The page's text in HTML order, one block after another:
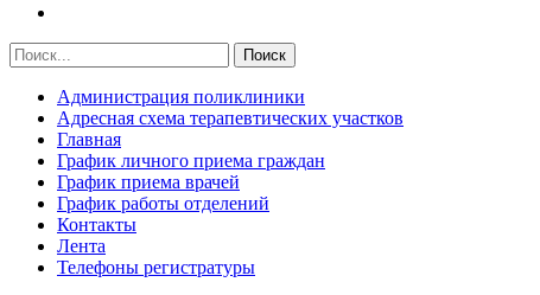
Администрация поликлиники
Адресная схема терапевтических участков
Главная
График личного приема граждан
График приема врачей
График работы отделений
Контакты
Лента
Телефоны регистратуры